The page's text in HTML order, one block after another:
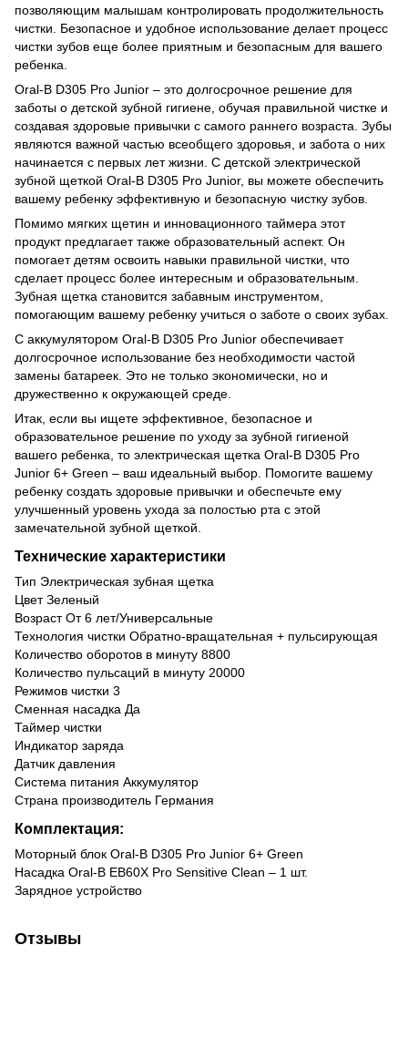
позволяющим малышам контролировать продолжительность
чистки. Безопасное и удобное использование делает процесс
чистки зубов еще более приятным и безопасным для вашего
ребенка.
Oral-B D305 Pro Junior – это долгосрочное решение для
заботы о детской зубной гигиене, обучая правильной чистке и
создавая здоровые привычки с самого раннего возраста. Зубы
являются важной частью всеобщего здоровья, и забота о них
начинается с первых лет жизни. С детской электрической
зубной щеткой Oral-B D305 Pro Junior, вы можете обеспечить
вашему ребенку эффективную и безопасную чистку зубов.
Помимо мягких щетин и инновационного таймера этот
продукт предлагает также образовательный аспект. Он
помогает детям освоить навыки правильной чистки, что
сделает процесс более интересным и образовательным.
Зубная щетка становится забавным инструментом,
помогающим вашему ребенку учиться о заботе о своих зубах.
С аккумулятором Oral-B D305 Pro Junior обеспечивает
долгосрочное использование без необходимости частой
замены батареек. Это не только экономически, но и
дружественно к окружающей среде.
Итак, если вы ищете эффективное, безопасное и
образовательное решение по уходу за зубной гигиеной
вашего ребенка, то электрическая щетка Oral-B D305 Pro
Junior 6+ Green – ваш идеальный выбор. Помогите вашему
ребенку создать здоровые привычки и обеспечьте ему
улучшенный уровень ухода за полостью рта с этой
замечательной зубной щеткой.
Технические характеристики
Тип Электрическая зубная щетка
Цвет Зеленый
Возраст От 6 лет/Универсальные
Технология чистки Обратно-вращательная + пульсирующая
Количество оборотов в минуту 8800
Количество пульсаций в минуту 20000
Режимов чистки 3
Сменная насадка Да
Таймер чистки
Индикатор заряда
Датчик давления
Система питания Аккумулятор
Страна производитель Германия
Комплектация:
Моторный блок Oral-B D305 Pro Junior 6+ Green
Насадка Oral-B EB60X Pro Sensitive Clean – 1 шт.
Зарядное устройство
Отзывы